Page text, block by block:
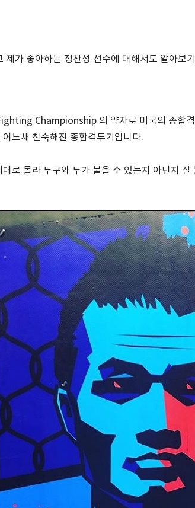
제가 좋아하는 정찬성 선수에 대해서도 알아보
Championship 의 약자로 미국의 종합격
느새 친숙해진 종합격투기입니다.
로 몰라 누구와 누가 붙을 수 있는지 아닌지